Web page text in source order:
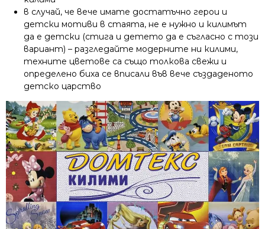
в случай, че вече имате достатъчно герои и
детски мотиви в стаята, не е нужно и килимът
да е детски (стига и детето да е съгласно с този
вариант) – разгледайте модерните ни килими,
техните цветове са също толкова свежи и
определено биха се вписали във вече създаденото
детско царство